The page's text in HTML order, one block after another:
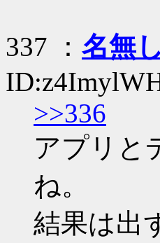
337 ： 名無
>>336
アプリと
ね。
結果は出